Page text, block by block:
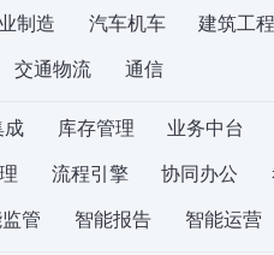
制造 汽车机车 建筑工程
交通物流 通信
成 库存管理 业务中台
流程引擎 协同办公
管 智能报告 智能运营